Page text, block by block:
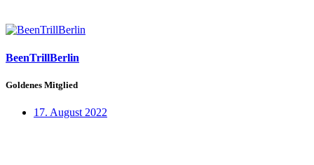
BeenTrillBerlin
Goldenes Mitglied
17. August 2022